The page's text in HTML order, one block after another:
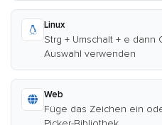
Linux
Strg + Umschalt + e dann
Auswahl verwenden
Web
Füge das Zeichen ein